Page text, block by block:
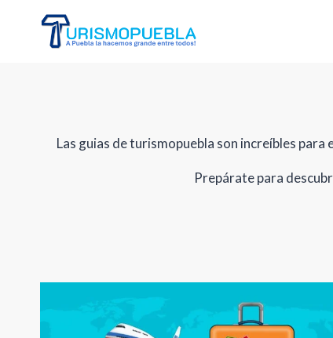
Las guias de turismopuebla son increíbles
Prepárate para